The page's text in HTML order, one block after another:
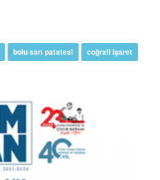
bolu sarı patatesi coğrafi işaret